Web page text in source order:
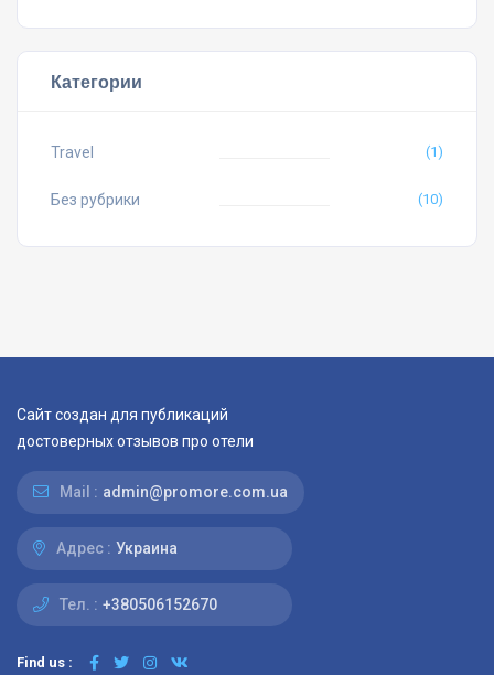
Категории
Travel (1)
Без рубрики (10)
Сайт создан для публикаций
достоверных отзывов про отели
Mail : admin@promore.com.ua
Адрес : Украина
Тел. : +380506152670
Find us :